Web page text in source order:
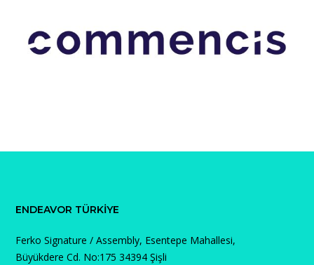
ENDEAVOR TÜRKIYE
Ferko Signature / Assembly, Esentepe Mahallesi,
Büyükdere Cd. No:175 34394 Şişli